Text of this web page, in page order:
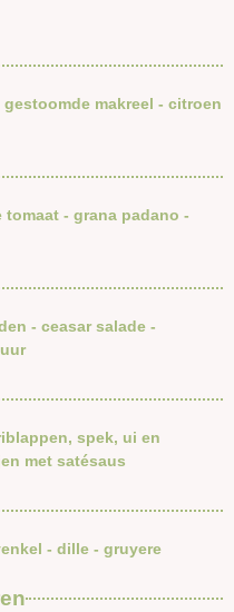
makreel - citroen
- grana padano -
- ceasar salade -
spek, ui en
met satésaus
- dille - gruyere